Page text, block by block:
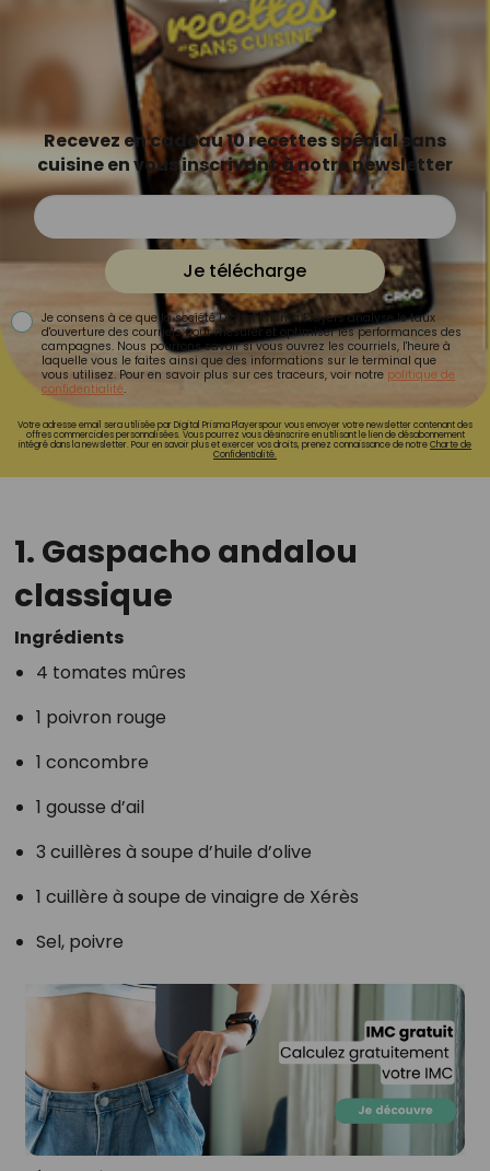
Recevez en cadeau 10 recettes spécial sans
cuisine en vous inscrivant à notre newsletter
Je télécharge
Je consens à ce que la société Digital Prisma Players analyse le taux
d'ouverture des courriels pour mesurer et optimiser les performances des
campagnes. Nous pourrons savoir si vous ouvrez les courriels, l'heure à
laquelle vous le faites ainsi que des informations sur le terminal que
vous utilisez. Pour en savoir plus sur ces traceurs, voir notre politique de
confidentialité.
Votre adresse email sera utilisée par Digital Prisma Playerspour vous envoyer votre newsletter contenant des
offres commerciales personnalisées. Vous pourrez vous désinscrire en utilisant le lien de désabonnement
intégré dans la newsletter. Pour en savoir plus et exercer vos droits, prenez connaissance de notreCharte de
Confidentialité.
1. Gaspacho andalou
classique
Ingrédients
4 tomates mûres
1 poivron rouge
1 concombre
1 gousse d’ail
3 cuillères à soupe d’huile d’olive
1 cuillère à soupe de vinaigre de Xérès
Sel, poivre